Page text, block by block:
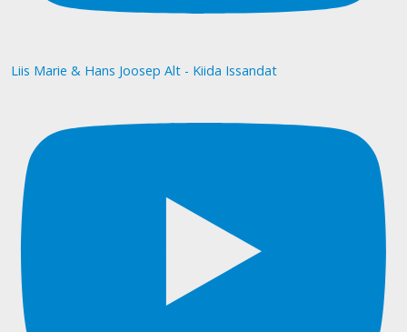
Liis Marie & Hans Joosep Alt - Kiida Issandat